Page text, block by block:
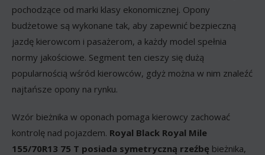
pochodzące od marki klasy ekonomicznej. Opony
budżetowe są wykonane tak, aby zapewnić bezpieczną
jazdę kierowcom i pasażerom, a każdy model spełnia
normy jakościowe. Segment ten cieszy się dużą
popularnością wśród kierowców, gdyż można w nim znaleźć
najtańsze opony na rynku.
Wzór bieżnika w oponach pomaga kierowcy zachować
kontrolę nad pojazdem. Royal Black Royal Mile
155/70R13 75 T posiada symetryczną rzeźbę bieżnika,